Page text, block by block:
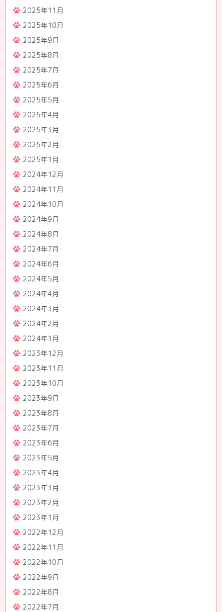
2025年11月
2025年10月
2025年9月
2025年8月
2025年7月
2025年6月
2025年5月
2025年4月
2025年3月
2025年2月
2025年1月
2024年12月
2024年11月
2024年10月
2024年9月
2024年8月
2024年7月
2024年6月
2024年5月
2024年4月
2024年3月
2024年2月
2024年1月
2023年12月
2023年11月
2023年10月
2023年9月
2023年8月
2023年7月
2023年6月
2023年5月
2023年4月
2023年3月
2023年2月
2023年1月
2022年12月
2022年11月
2022年10月
2022年9月
2022年8月
2022年7月